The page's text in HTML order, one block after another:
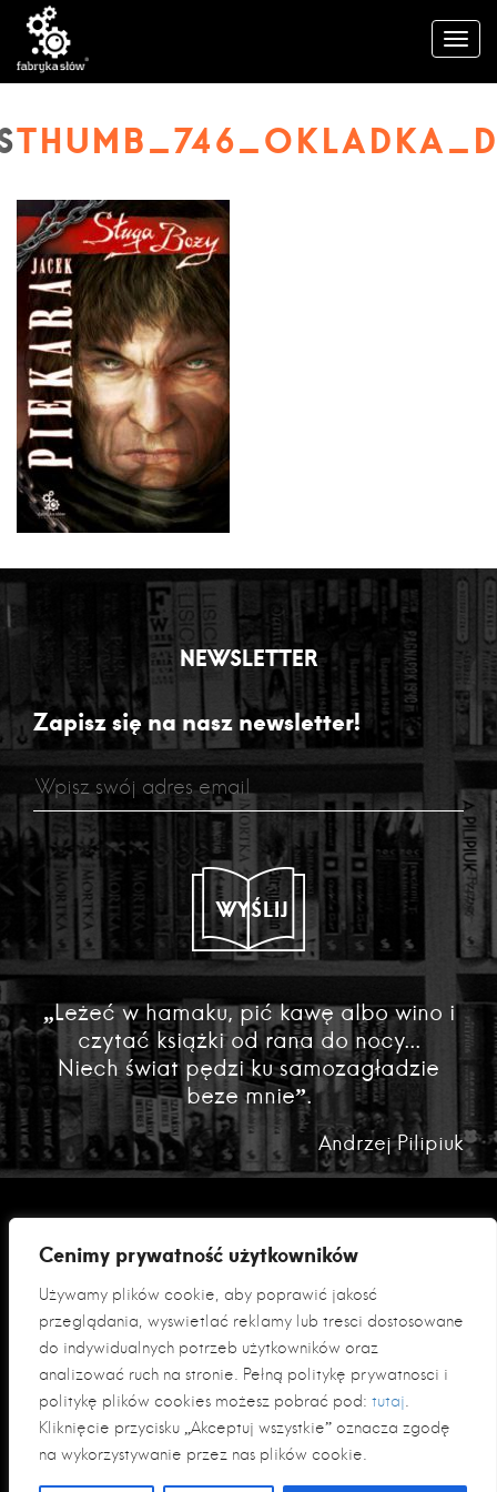
Cenimy prywatność użytkowników
Używamy plików cookie, aby poprawić jakość
przeglądania, wyświetlać reklamy lub treści dostosowane
do indywidualnych potrzeb użytkowników oraz
analizować ruch na stronie. Pełną politykę prywatności i
politykę plików cookies możesz pobrać pod: tutaj.
Kliknięcie przycisku „Akceptuj wszystkie” oznacza zgodę
na wykorzystywanie przez nas plików cookie.
NEWSLETTER
Zapisz się na nasz newsletter!
WYŚLIJ
„Leżeć w hamaku, pić kawę albo wino i
czytać książki od rana do nocy...
Niech świat pędzi ku samozagładzie
beze mnie”.
Andrzej Pilipiuk
Polityka prywatności
Klauzula informacyjna RODO